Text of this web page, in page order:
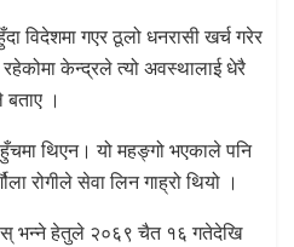
विदेशमा गएर ठूलो धनरासी खर्च गरेर
रहेकोमा केन्द्रले त्यो अवस्थालाई धेरै
।
थिएन। यो महङ्गो भएकाले पनि
रोगीले सेवा लिन गाह्रो थियो ।
भन्ने हेतुले २०६९ चैत १६ गतेदेखि